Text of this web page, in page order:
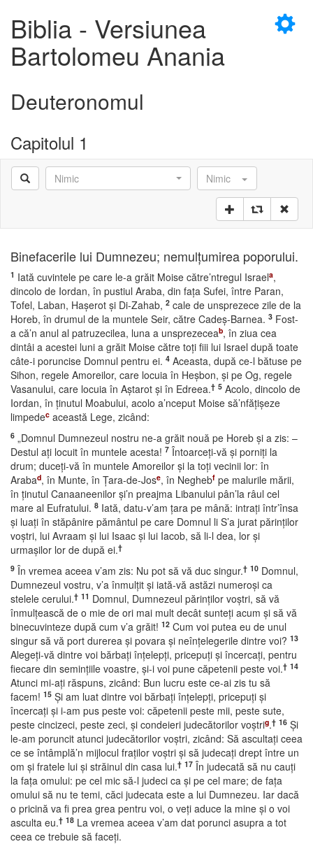
×
Biblia - Versiunea
Bartolomeu Anania
Deuteronomul
Capitolul 1
Nimic Nimic
Binefacerile lui Dumnezeu; nemulţumirea poporului.
1 Iată cuvintele pe care le-a grăit Moise către’ntregul Israela,
dincolo de Iordan, în pustiul Araba, din faţa Sufei, între Paran,
Tofel, Laban, Haşerot şi Di-Zahab, 2 cale de unsprezece zile de la
Horeb, în drumul de la muntele Seir, către Cadeş-Barnea. 3 Fost-
a că’n anul al patruzecilea, luna a unsprezeceab, în ziua cea
dintâi a acestei luni a grăit Moise către toţi fiii lui Israel după toate
câte-i poruncise Domnul pentru ei. 4 Aceasta, după ce-l bătuse pe
Sihon, regele Amoreilor, care locuia în Heşbon, şi pe Og, regele
Vasanului, care locuia în Aştarot şi în Edreea.† 5 Acolo, dincolo de
Iordan, în ţinutul Moabului, acolo a’nceput Moise să’nfăţişeze
limpedec această Lege, zicând:
6 „Domnul Dumnezeul nostru ne-a grăit nouă pe Horeb şi a zis: –
Destul aţi locuit în muntele acesta! 7 Întoarceţi-vă şi porniţi la
drum; duceţi-vă în muntele Amoreilor şi la toţi vecinii lor: în
Arabad, în Munte, în Ţara-de-Jose, în Neghebf pe malurile mării,
în ţinutul Canaaneenilor şi’n preajma Libanului pân’la râul cel
mare al Eufratului. 8 Iată, datu-v’am ţara pe mână: intraţi într’însa
şi luaţi în stăpânire pământul pe care Domnul li S’a jurat părinţilor
voştri, lui Avraam şi lui Isaac şi lui Iacob, să li-l dea, lor şi
urmaşilor lor de după ei.†
9 În vremea aceea v’am zis: Nu pot să vă duc singur.† 10 Domnul,
Dumnezeul vostru, v’a înmulţit şi iată-vă astăzi numeroşi ca
stelele cerului.† 11 Domnul, Dumnezeul părinţilor voştri, să vă
înmulţească de o mie de ori mai mult decât sunteţi acum şi să vă
binecuvinteze după cum v’a grăit! 12 Cum voi putea eu de unul
singur să vă port durerea şi povara şi neînţelegerile dintre voi? 13
Alegeţi-vă dintre voi bărbaţi înţelepţi, pricepuţi şi încercaţi, pentru
fiecare din seminţiile voastre, şi-i voi pune căpetenii peste voi.† 14
Atunci mi-aţi răspuns, zicând: Bun lucru este ce-ai zis tu să
facem! 15 Şi am luat dintre voi bărbaţi înţelepţi, pricepuţi şi
încercaţi şi i-am pus peste voi: căpetenii peste mii, peste sute,
peste cincizeci, peste zeci, şi condeieri judecătorilor voştrig.† 16 Şi
le-am poruncit atunci judecătorilor voştri, zicând: Să ascultaţi ceea
ce se întâmplă’n mijlocul fraţilor voştri şi să judecaţi drept între un
om şi fratele lui şi străinul din casa lui.† 17 În judecată să nu cauţi
la faţa omului: pe cel mic să-l judeci ca şi pe cel mare; de faţa
omului să nu te temi, căci judecata este a lui Dumnezeu. Iar dacă
o pricină va fi prea grea pentru voi, o veţi aduce la mine şi o voi
asculta eu.† 18 La vremea aceea v’am dat porunci asupra a tot
ceea ce trebuie să faceţi.